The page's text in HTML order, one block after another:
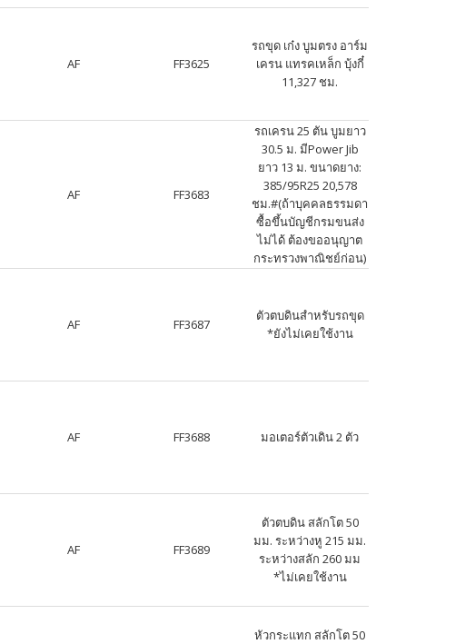
AF FF3625
รถขุด เก๋ง บูมตรง อาร์ม
เครน แทรคเหล็ก บุ้งกี๋
11,327 ชม.
AF FF3683
รถเครน 25 ตัน บูมยาว
30.5 ม. มีPower Jib
ยาว 13 ม. ขนาดยาง:
385/95R25 20,578
ชม.#(ถ้าบุคคลธรรมดา
ซื้อขึ้นบัญชีกรมขนส่ง
ไม่ได้ ต้องขออนุญาต
กระทรวงพาณิชย์ก่อน)
AF FF3687
ตัวตบดินสำหรับรถขุด
*ยังไม่เคยใช้งาน
AF FF3688 มอเตอร์ตัวเดิน 2 ตัว
AF FF3689
ตัวตบดิน สลักโต 50
มม. ระหว่างหู 215 มม.
ระหว่างสลัก 260 มม
*ไม่เคยใช้งาน
หัวกระแทก สลักโต 50